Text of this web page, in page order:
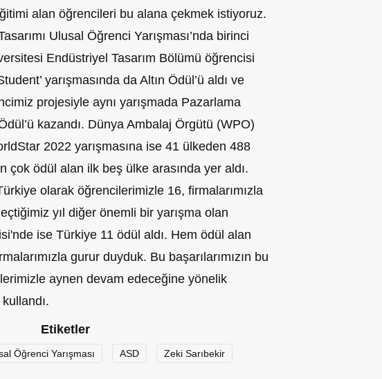
alan öğrencileri bu alana çekmek istiyoruz.
Ulusal Öğrenci Yarışması’nda birinci
Endüstriyel Tasarım Bölümü öğrencisi
yarışmasında da Altın Ödül’ü aldı ve
projesiyle aynı yarışmada Pazarlama
kazandı. Dünya Ambalaj Örgütü (WPO)
2022 yarışmasına ise 41 ülkeden 488
çok ödül alan ilk beş ülke arasında yer aldı.
olarak öğrencilerimizle 16, firmalarımızla
yıl diğer önemli bir yarışma olan
ise Türkiye 11 ödül aldı. Hem ödül alan
gurur duyduk. Bu başarılarımızın bu
aynen devam edeceğine yönelik
Etiketler
Öğrenci Yarışması ASD Zeki Sarıbekir